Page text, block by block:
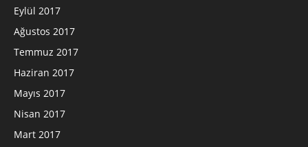
Eylül 2017
Ağustos 2017
Temmuz 2017
Haziran 2017
Mayıs 2017
Nisan 2017
Mart 2017